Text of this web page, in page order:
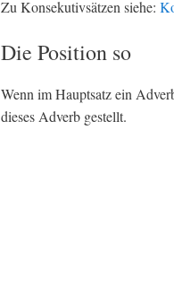
Zu Konsekutivsätzen siehe:
Die Position so
Wenn im Hauptsatz ein
dieses Adverb gestellt.